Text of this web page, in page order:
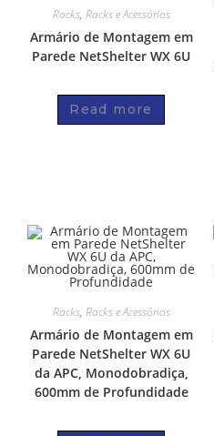
Racks, Racks e Acessórios
Armário de Montagem em
Parede NetShelter WX 6U
Read more
Racks, Racks e Acessórios
Armário de Montagem em
Parede NetShelter WX 6U
da APC, Monodobradiça,
600mm de Profundidade